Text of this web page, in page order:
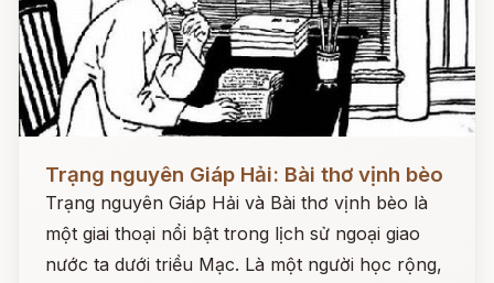
Trạng nguyên Giáp Hải: Bài thơ vịnh bèo
Trạng nguyên Giáp Hải và Bài thơ vịnh bèo là
một giai thoại nổi bật trong lịch sử ngoại giao
nước ta dưới triều Mạc. Là một người học rộng,